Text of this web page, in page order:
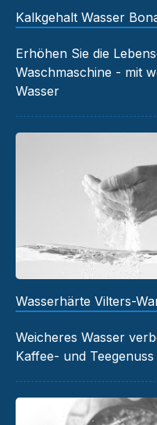
Kalkgehalt Wasser
Erhöhen Sie die
Waschmaschine - mit
Wasser
Wasserhärte Vilters-
Weicheres Wasser
Kaffee- und Teegenuss